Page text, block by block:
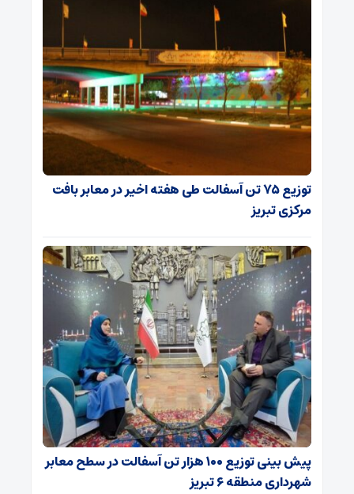
توزیع ۷۵ تن آسفالت طی هفته اخیر در معابر بافت
مرکزی تبریز
پیش بینی توزیع ۱۰۰ هزار تن آسفالت در سطح معابر
شهرداری منطقه ۶ تبریز